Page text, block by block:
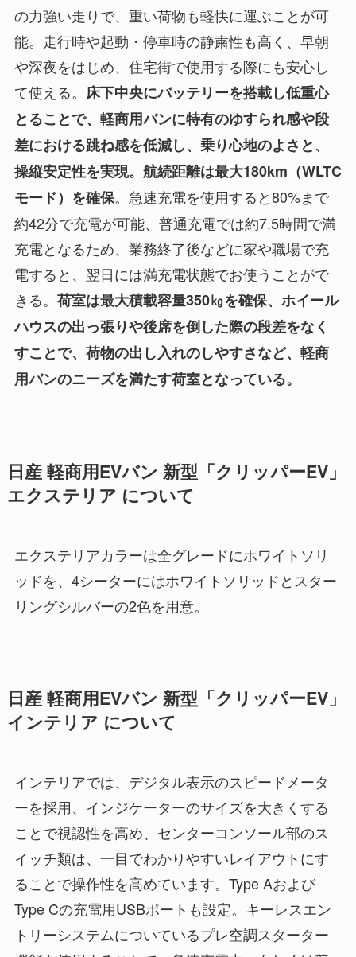
の力強い走りで、重い荷物も軽快に運ぶことが可
能。走行時や起動・停車時の静粛性も高く、早朝
や深夜をはじめ、住宅街で使用する際にも安心し
て使える。 床下中央にバッテリーを搭載し低重心
とることで、軽商用バンに特有のゆすられ感や段
差における跳ね感を低減し、乗り心地のよさと、
操縦安定性を実現。航続距離は最大180km（WLTC
モード）を確保。急速充電を使用すると80%まで
約42分で充電が可能、普通充電では約7.5時間で満
充電となるため、業務終了後などに家や職場で充
電すると、翌日には満充電状態でお使うことがで
きる。 荷室は最大積載容量350㎏を確保、ホイール
ハウスの出っ張りや後席を倒した際の段差をなく
すことで、荷物の出し入れのしやすさなど、軽商
用バンのニーズを満たす荷室となっている。
日産 軽商用EVバン 新型「クリッパーEV」
エクステリア について
エクステリアカラーは全グレードにホワイトソリ
ッドを、4シーターにはホワイトソリッドとスター
リングシルバーの2色を用意。
日産 軽商用EVバン 新型「クリッパーEV」
インテリア について
インテリアでは、デジタル表示のスピードメータ
ーを採用、インジケーターのサイズを大きくする
ことで視認性を高め、センターコンソール部のス
イッチ類は、一目でわかりやすいレイアウトにす
ることで操作性を高めています。Type Aおよび
Type Cの充電用USBポートも設定。キーレスエン
トリーシステムについているプレ空調スターター